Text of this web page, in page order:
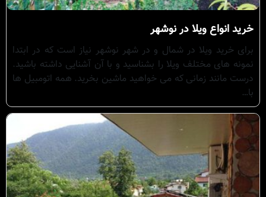
خرید انواع ویلا در نوشهر
برای خرید ویلا در شمال و در شهر نوشهر نیاز است که در ابتدا
نمونه های مختلف ویلا را بشناسید و با آن آشنایی داشته باشید.
درست مانند زمانی که می خواهید ماشین بخرید. همه اتومبیل ها
با…